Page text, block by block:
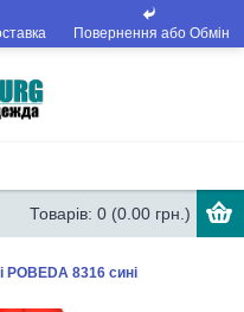
Повернення або Обмін
Товарів: 0 (0.00 грн.)
POBEDA 8316 сині